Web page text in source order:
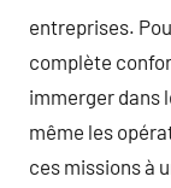
entreprises.
complète
immerger dans
même les
ces missions à